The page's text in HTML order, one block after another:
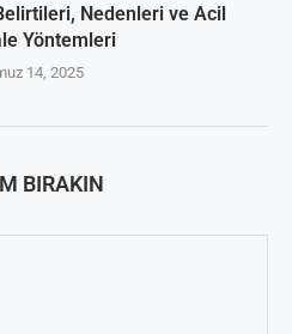
Nedenleri ve Acil
Yöntemleri
14, 2025
BIRAKIN